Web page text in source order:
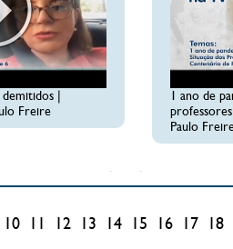
demitidos |
Freire
1 ano de
Paulo
10 12 13 14 15 16 17 18